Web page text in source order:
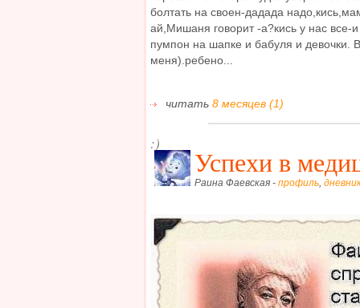
болтать на своен-дадада
ай,Мишаня говорит -а?кись у нас все-
пумпон на шапке и бабуля и девочки.
меня).ребено...
читать 8 месяцев (1)
:)
Успехи в
Раина Фаевская - профиль